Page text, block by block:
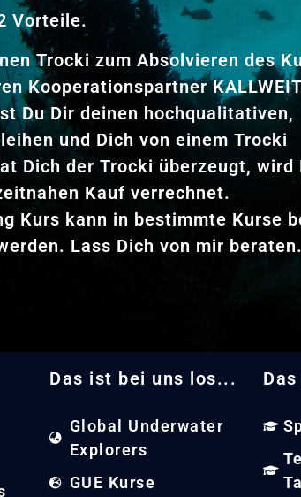
Vorteile.
Trocki zum Absolvieren des
Kooperationspartner KALLWEIT
Du Dir deinen hochqualitativen,
und Dich von einem Trocki
Dich der Trocki überzeugt, wird
Kauf verrechnet.
Kurs kann in bestimmte Kurse
Lass Dich von mir beraten.
Das ist bei uns los...
Global Underwater
Explorers
GUE Kurse